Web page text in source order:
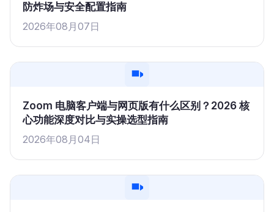
防炸场与安全配置指南
2026年08月07日
Zoom 电脑客户端与网页版有什么区别？2026 核
心功能深度对比与实操选型指南
2026年08月04日